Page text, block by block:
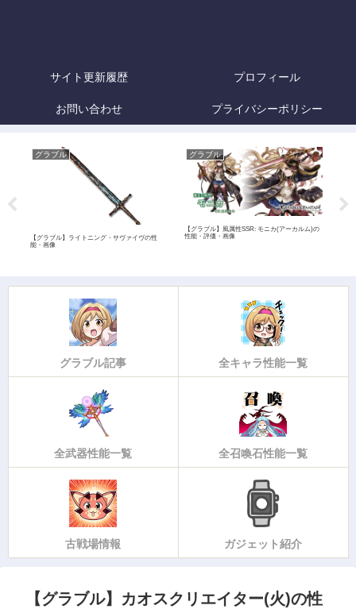
サイト更新履歴 プロフィール
お問い合わせ プライバシーポリシー
グラブル
【グラブル】ライトニング・サヴァイヴの性
能・画像
グラブル
【グラブル】風属性SSR: モニカ(アーカルム)の
性能・評価・画像
グラブル記事 全キャラ性能一覧
全武器性能一覧 全召喚石性能一覧
古戦場情報 ガジェット紹介
【グラブル】カオスクリエイター(火)の性